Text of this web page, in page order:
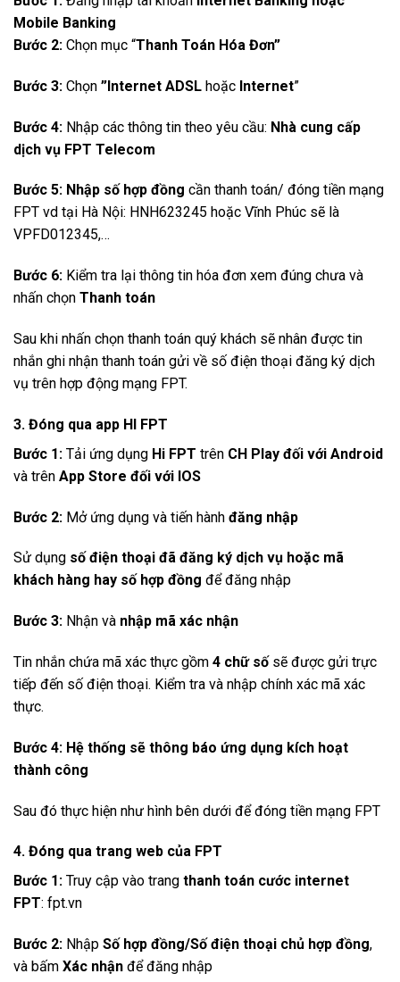
Mobile Banking
Bước 2: Chọn mục “Thanh Toán Hóa Đơn”
Bước 3: Chọn ”Internet ADSL hoặc Internet”
Bước 4: Nhập các thông tin theo yêu cầu: Nhà cung cấp
dịch vụ FPT Telecom
Bước 5: Nhập số hợp đồng cần thanh toán/ đóng tiền mạng
FPT vd tại Hà Nội: HNH623245 hoặc Vĩnh Phúc sẽ là
VPFD012345,…
Bước 6: Kiểm tra lại thông tin hóa đơn xem đúng chưa và
nhấn chọn Thanh toán
Sau khi nhấn chọn thanh toán quý khách sẽ nhân được tin
nhắn ghi nhận thanh toán gửi về số điện thoại đăng ký dịch
vụ trên hợp động mạng FPT.
3. Đóng qua app HI FPT
Bước 1: Tải ứng dụng Hi FPT trên CH Play đối với Android
và trên App Store đối với IOS
Bước 2: Mở ứng dụng và tiến hành đăng nhập
Sử dụng số điện thoại đã đăng ký dịch vụ hoặc mã
khách hàng hay số hợp đồng để đăng nhập
Bước 3: Nhận và nhập mã xác nhận
Tin nhắn chứa mã xác thực gồm 4 chữ sốsẽ được gửi trực
tiếp đến số điện thoại. Kiểm tra và nhập chính xác mã xác
thực.
Bước 4: Hệ thống sẽ thông báo ứng dụng kích hoạt
thành công
Sau đó thực hiện như hình bên dưới để đóng tiền mạng FPT
4. Đóng qua trang web của FPT
Bước 1: Truy cập vào trang thanh toán cước internet
FPT: fpt.vn
Bước 2: Nhập Số hợp đồng/Số điện thoại chủ hợp đồng,
và bấm Xác nhận để đăng nhập